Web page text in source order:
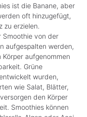
ist die Banane, aber
oft hinzugefügt,
zu erzielen.
Smoothie von der
aufgespalten werden,
aufgenommen
Grüne
wurden,
wie Salat, Blätter,
den Körper
Smoothies können